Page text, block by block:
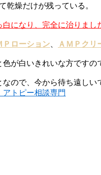
乾燥だけが残っている。
白になり、完全に治りまし
Ｐローション ＡＭＰクリ
が白いきれいな方ですの
ので、今から待ち遠しい
トピー相談専門